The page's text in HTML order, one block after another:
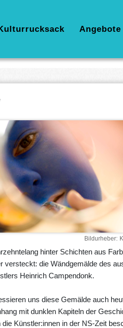
Angebote
Bildurheber
hinter Schichten aus
versteckt: die Wändgemälde des
Heinrich Campendonk.
uns diese Gemälde auch
mit dunklen Kapiteln der
Künstler:innen in der NS-Zeit